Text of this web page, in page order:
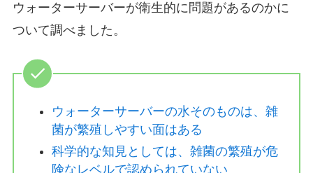
ウォーターサーバーが衛生的に問題があるのかに
ついて調べました。
ウォーターサーバーの水そのものは、雑
菌が繁殖しやすい面はある
科学的な知見としては、雑菌の繁殖が危
険なレベルで認められていない